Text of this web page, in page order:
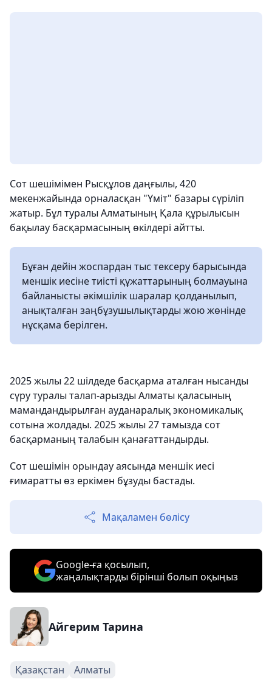
Сот шешімімен Рысқұлов даңғылы, 420
мекенжайында орналасқан "Үміт" базары сүріліп
жатыр. Бұл туралы Алматының Қала құрылысын
бақылау басқармасының өкілдері айтты.
Бұған дейін жоспардан тыс тексеру барысында
меншік иесіне тиісті құжаттарының болмауына
байланысты әкімшілік шаралар қолданылып,
анықталған заңбұзушылықтарды жою жөнінде
нұсқама берілген.
2025 жылы 22 шілдеде басқарма аталған нысанды
сүру туралы талап-арызды Алматы қаласының
мамандандырылған ауданаралық экономикалық
сотына жолдады. 2025 жылы 27 тамызда сот
басқарманың талабын қанағаттандырды.
Сот шешімін орындау аясында меншік иесі
ғимаратты өз еркімен бұзуды бастады.
Мақаламен бөлісу
Google-ға қосылып,
жаңалықтарды бірінші болып оқыңыз
Айгерим Тарина
Қазақстан Алматы